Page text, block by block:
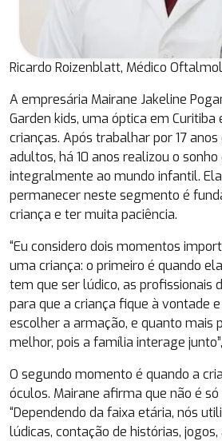
Ricardo Roizenblatt, Médico
A empresária Mairane Jakeline
Garden kids, uma óptica em Curitiba
crianças. Após trabalhar por 17
adultos, há 10 anos realizou o
integralmente ao mundo infantil.
permanecer neste segmento é
criança e ter muita paciência.
“Eu considero dois momentos
uma criança: o primeiro é quando
tem que ser lúdico, as profissionais
para que a criança fique à vontade
escolher a armação, e quanto mais
melhor, pois a família interage
O segundo momento é quando a
óculos. Mairane afirma que não é
“Dependendo da faixa etária, nós
lúdicas, contação de histórias,